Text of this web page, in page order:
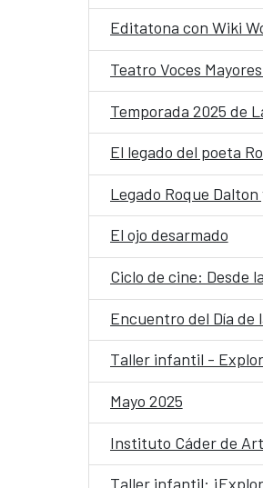
Editatona con Wiki
Teatro Voces
Temporada 2025 de
El legado del poeta
Legado Roque
El ojo desarmado
Ciclo de cine: Desde
Encuentro del Día de
Taller infantil -
Mayo 2025
Instituto Cáder de
Taller infantil: